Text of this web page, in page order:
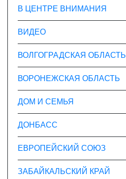
В ЦЕНТРЕ ВНИМАНИЯ
ВИДЕО
ВОЛГОГРАДСКАЯ ОБЛАСТЬ
ВОРОНЕЖСКАЯ ОБЛАСТЬ
ДОМ И СЕМЬЯ
ДОНБАСС
ЕВРОПЕЙСКИЙ СОЮЗ
ЗАБАЙКАЛЬСКИЙ КРАЙ